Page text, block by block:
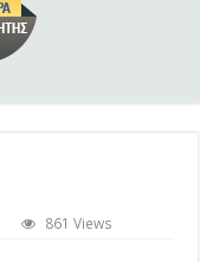
861 Views